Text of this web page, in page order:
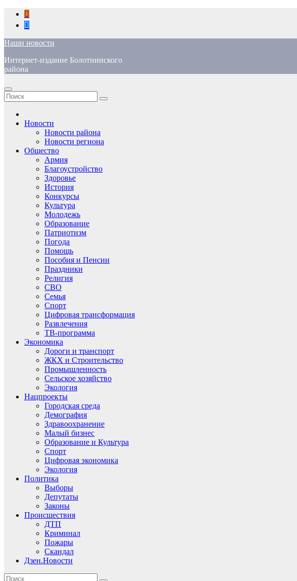
Перейти
содержимому
Наши новости
Интернет-издание Болотнинского
района
Новости
Новости района
Новости региона
Общество
Армия
Благоустройство
Здоровье
История
Конкурсы
Культура
Молодежь
Образование
Патриотизм
Погода
Помощь
Пособия и Пенсии
Праздники
Религия
СВО
Семья
Спорт
Цифровая трансформация
Развлечения
ТВ-программа
Экономика
Дороги и транспорт
ЖКХ и Строительство
Промышленность
Сельское хозяйство
Экология
Нацпроекты
Городская среда
Демография
Здравоохранение
Малый бизнес
Образование и Культура
Спорт
Цифровая экономика
Экология
Политика
Выборы
Депутаты
Законы
Происшествия
ДТП
Криминал
Пожары
Скандал
Дзен.Новости